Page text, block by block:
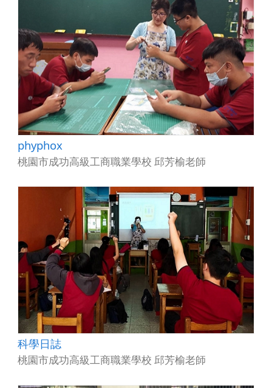
phyphox
桃園市成功高級工商職業學校 邱芳榆老師
科學日誌
桃園市成功高級工商職業學校 邱芳榆老師